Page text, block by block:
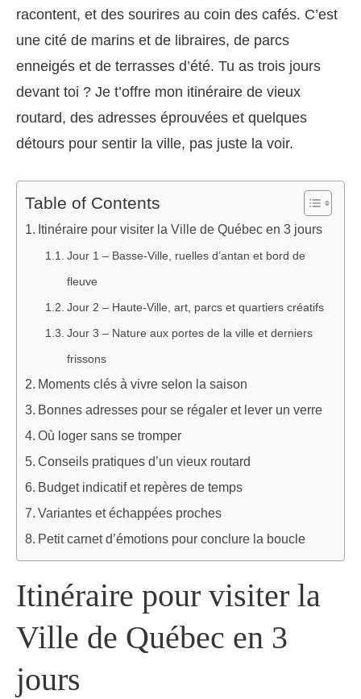
racontent, et des sourires au coin des cafés. C’est
une cité de marins et de libraires, de parcs
enneigés et de terrasses d’été. Tu as trois jours
devant toi ? Je t’offre mon itinéraire de vieux
routard, des adresses éprouvées et quelques
détours pour sentir la ville, pas juste la voir.
Table of Contents
Itinéraire pour visiter la Ville de Québec en 3 jours
Jour 1 – Basse-Ville, ruelles d’antan et bord de
fleuve
Jour 2 – Haute-Ville, art, parcs et quartiers créatifs
Jour 3 – Nature aux portes de la ville et derniers
frissons
Moments clés à vivre selon la saison
Bonnes adresses pour se régaler et lever un verre
Où loger sans se tromper
Conseils pratiques d’un vieux routard
Budget indicatif et repères de temps
Variantes et échappées proches
Petit carnet d’émotions pour conclure la boucle
Itinéraire pour visiter la
Ville de Québec en 3
jours